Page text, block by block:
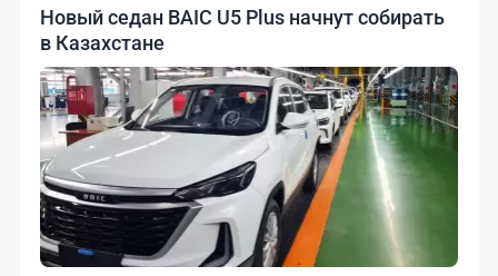
Новый седан BAIC U5 Plus начнут собирать
в Казахстане